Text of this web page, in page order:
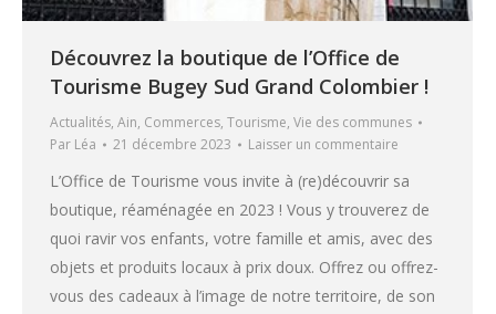
Découvrez la boutique de l’Office de
Tourisme Bugey Sud Grand Colombier !
Actualités, Ain, Commerces, Tourisme, Vie des communes
Par Léa 21 décembre 2023 Laisser un commentaire
L’Office de Tourisme vous invite à (re)découvrir sa
boutique, réaménagée en 2023 ! Vous y trouverez de
quoi ravir vos enfants, votre famille et amis, avec des
objets et produits locaux à prix doux. Offrez ou offrez-
vous des cadeaux à l’image de notre territoire, de son